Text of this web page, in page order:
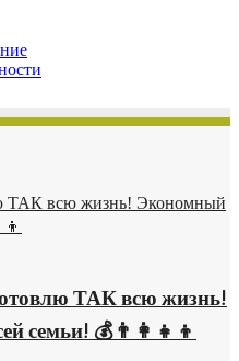
ТАК всю жизнь! Экономный
ТАК всю жизнь!
семьи! 💰👨👩👧👦